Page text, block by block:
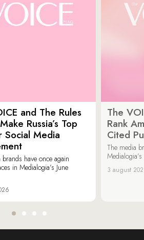
and The Rules
Russia’s Top
Social Media
brands have once again
in Medialogia’s June
The
Rank
Cited
The media
3 august